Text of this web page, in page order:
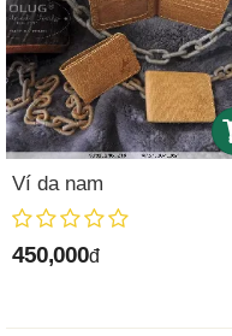
Ví da nam
450,000đ